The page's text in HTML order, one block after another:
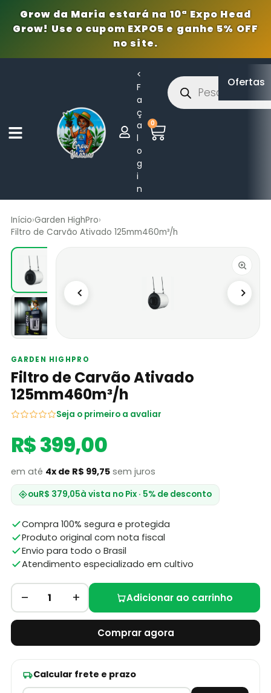
Grow da Maria estará na 10ª Expo Head
Grow! Use o cupom EXPO5 e ganhe 5% OFF
no site.
<
F
a
ç
a
l
o
g
i
n
0
Ofertas
Início›Garden HighPro›
Filtro de Carvão Ativado 125mm460m³/h
GARDEN HIGHPRO
Filtro de Carvão Ativado
125mm460m³/h
Seja o primeiro a avaliar
R$ 399,00
em até 4x de R$ 99,75sem juros
ouR$ 379,05à vista no Pix · 5% de desconto
Compra 100% segura e protegida
Produto original com nota fiscal
Envio para todo o Brasil
Atendimento especializado em cultivo
– 1 + Adicionar ao carrinho
Comprar agora
Calcular frete e prazo